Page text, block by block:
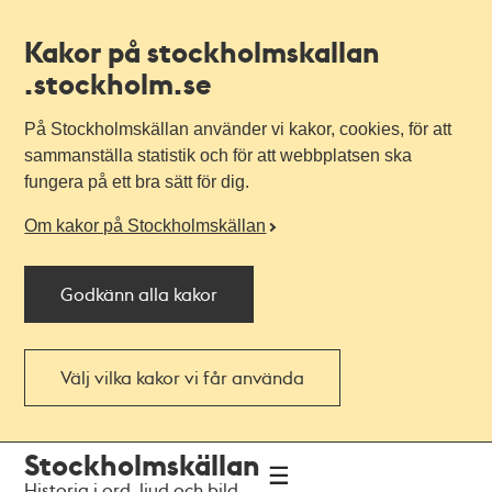
Kakor på stockholmskallan
.stockholm.se
På Stockholmskällan använder vi kakor, cookies, för att
sammanställa statistik och för att webbplatsen ska
fungera på ett bra sätt för dig.
Om kakor på Stockholmskällan
Godkänn alla kakor
Välj vilka kakor vi får använda
navigationen
huvudinnehållet
Stockholmskällan